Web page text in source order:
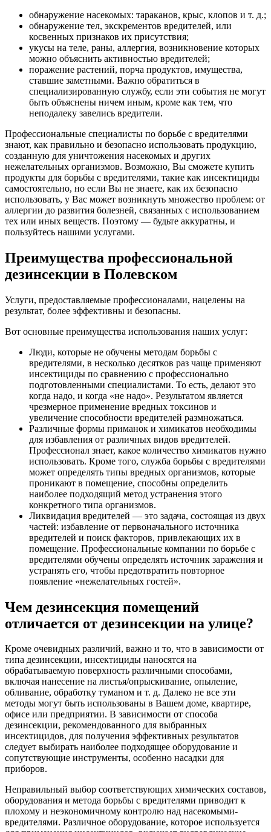
обнаружение насекомых: тараканов, крыс, клопов и т. д.;
обнаружение тел, экскрементов вредителей, или
косвенных признаков их присутствия;
укусы на теле, раны, аллергия, возникновение которых
можно объяснить активностью вредителей;
поражение растений, порча продуктов, имущества,
ставшие заметными. Важно обратиться в
специализированную службу, если эти события не могут
быть объяснены ничем иным, кроме как тем, что
неподалеку завелись вредители.
Профессиональные специалисты по борьбе с вредителями
знают, как правильно и безопасно использовать продукцию,
созданную для уничтожения насекомых и других
нежелательных организмов. Возможно, Вы сможете купить
продукты для борьбы с вредителями, такие как инсектициды
самостоятельно, но если Вы не знаете, как их безопасно
использовать, у Вас может возникнуть множество проблем: от
аллергии до развития болезней, связанных с использованием
тех или иных веществ. Поэтому — будьте аккуратны, и
пользуйтесь нашими услугами.
Преимущества профессиональной
дезинсекции в Полевском
Услуги, предоставляемые профессионалами, нацелены на
результат, более эффективны и безопасны.
Вот основные преимущества использования наших услуг:
Люди, которые не обучены методам борьбы с
вредителями, в несколько десятков раз чаще применяют
инсектициды по сравнению с профессионально
подготовленными специалистами. То есть, делают это
когда надо, и когда «не надо». Результатом является
чрезмерное применение вредных токсинов и
увеличение способности вредителей размножаться.
Различные формы приманок и химикатов необходимы
для избавления от различных видов вредителей.
Профессионал знает, какое количество химикатов нужно
использовать. Кроме того, служба борьбы с вредителями
может определять типы вредных организмов, которые
проникают в помещение, способны определить
наиболее подходящий метод устранения этого
конкретного типа организмов.
Ликвидация вредителей — это задача, состоящая из двух
частей: избавление от первоначального источника
вредителей и поиск факторов, привлекающих их в
помещение. Профессиональные компании по борьбе с
вредителями обучены определять источник заражения и
устранять его, чтобы предотвратить повторное
появление «нежелательных гостей».
Чем дезинсекция помещений
отличается от дезинсекции на улице?
Кроме очевидных различий, важно и то, что в зависимости от
типа дезинсекции, инсектициды наносятся на
обрабатываемую поверхность различными способами,
включая нанесение на листья/опрыскивание, опыление,
обливание, обработку туманом и т. д. Далеко не все эти
методы могут быть использованы в Вашем доме, квартире,
офисе или предприятии. В зависимости от способа
дезинсекции, рекомендованного для выбранных
инсектицидов, для получения эффективных результатов
следует выбирать наиболее подходящее оборудование и
сопутствующие инструменты, особенно насадки для
приборов.
Неправильный выбор соответствующих химических составов,
оборудования и метода борьбы с вредителями приводит к
плохому и неэкономичному контролю над насекомыми-
вредителями. Различное оборудование, которое используется